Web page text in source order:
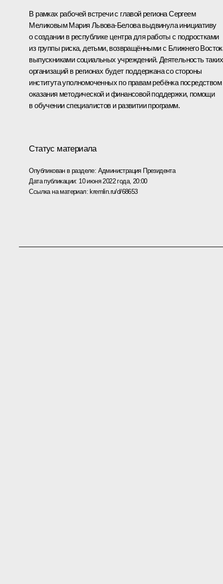
В рамках рабочей встречи с главой регионаСергеем
МеликовымМария Львова-Белова выдвинула инициативу
о создании в республике центра для работы с подростками
из группы риска, детьми, возвращёнными с Ближнего
выпускниками социальных учреждений. Деятельность таких
организаций в регионах будет поддержана со стороны
института уполномоченных по правам ребёнка посредством
оказания методической и финансовой поддержки, помощи
в обучении специалистов и развитии программ.
Статус материала
Опубликован в разделе: Администрация Президента
Дата публикации: 10 июня 2022 года, 20:00
Ссылка на материал: kremlin.ru/d/68653